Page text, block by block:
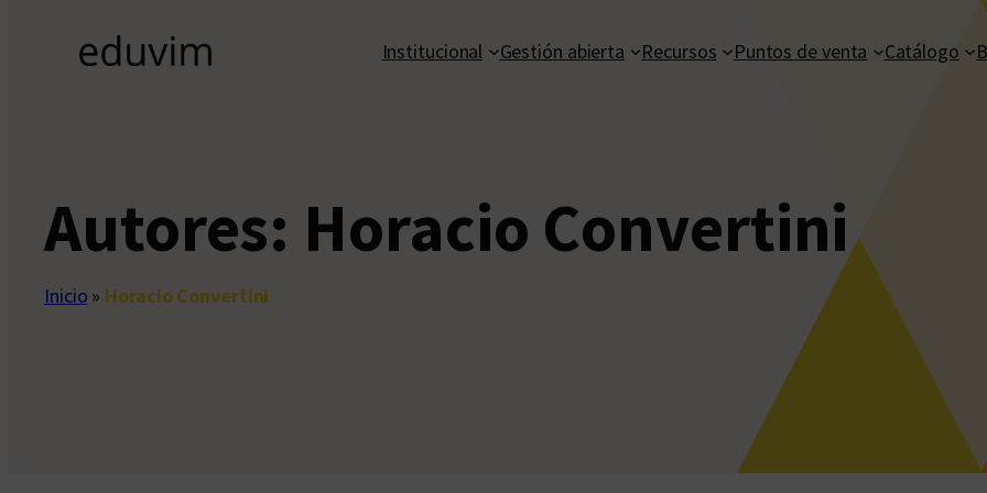
Institucional Gestión abierta Recursos Puntos de venta Catálogo
Autores: Horacio Convertini
Inicio » Horacio Convertini